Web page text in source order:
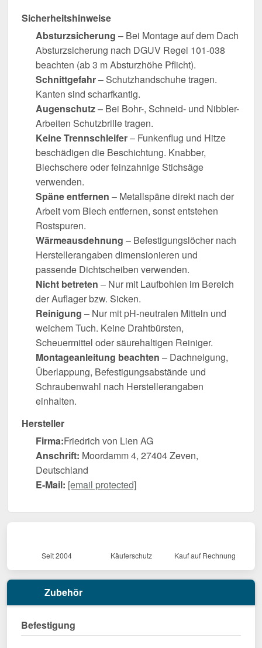
Sicherheitshinweise
Absturzsicherung – Bei Montage auf dem Dach
Absturzsicherung nach DGUV Regel 101-038
beachten (ab 3 m Absturzhöhe Pflicht).
Schnittgefahr– Schutzhandschuhe tragen.
Kanten sind scharfkantig.
Augenschutz– Bei Bohr-, Schneid- und Nibbler-
Arbeiten Schutzbrille tragen.
Keine Trennschleifer– Funkenflug und Hitze
beschädigen die Beschichtung. Knabber,
Blechschere oder feinzahnige Stichsäge
verwenden.
Späne entfernen – Metallspäne direkt nach der
Arbeit vom Blech entfernen, sonst entstehen
Rostspuren.
Wärmeausdehnung – Befestigungslöcher nach
Herstellerangaben dimensionieren und
passende Dichtscheiben verwenden.
Nicht betreten – Nur mit Laufbohlen im Bereich
der Auflager bzw. Sicken.
Reinigung – Nur mit pH-neutralen Mitteln und
weichem Tuch. Keine Drahtbürsten,
Scheuermittel oder säurehaltigen Reiniger.
Montageanleitung beachten – Dachneigung,
Überlappung, Befestigungsabstände und
Schraubenwahl nach Herstellerangaben
einhalten.
Hersteller
Firma:Friedrich von Lien AG
Anschrift: Moordamm 4, 27404 Zeven,
Deutschland
E-Mail: [email protected]
Seit 2004 Käuferschutz Kauf auf Rechnung
Zubehör
Befestigung